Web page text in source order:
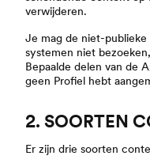
verwijderen.
Je mag de niet-
systemen niet
Bepaalde delen van de
geen Profiel hebt
2. SOORTEN
Er zijn drie soorten